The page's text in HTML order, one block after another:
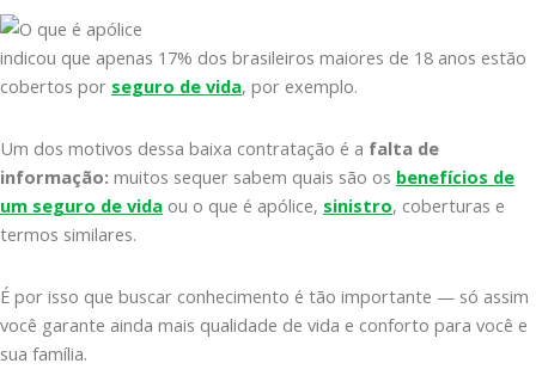
indicou que apenas 17% dos brasileiros maiores de 18 anos estão
cobertos por seguro de vida, por exemplo.
Um dos motivos dessa baixa contratação é a falta de
informação: muitos sequer sabem quais são os benefícios de
um seguro de vida ou o que é apólice, sinistro, coberturas e
termos similares.
É por isso que buscar conhecimento é tão importante — só assim
você garante ainda mais qualidade de vida e conforto para você e
sua família.